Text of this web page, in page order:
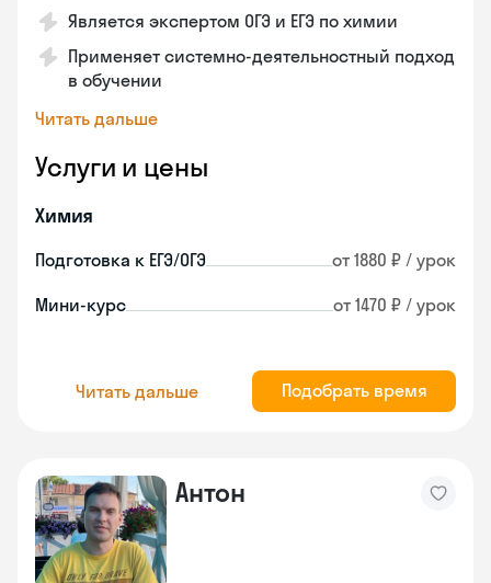
Является экспертом ОГЭ и ЕГЭ по химии
Применяет системно-деятельностный подход
в обучении
Читать дальше
Услуги и цены
Химия
Подготовка к ЕГЭ/ОГЭ от 1880 ₽ / урок
Мини-курс от 1470 ₽ / урок
Читать дальше Подобрать время
Антон